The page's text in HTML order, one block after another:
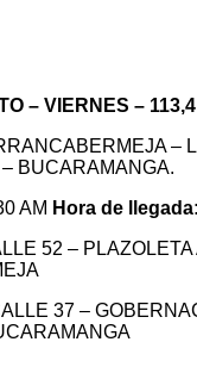
– VIERNES –
–
BUCARAMANGA.
AM Hora de llegada:
52 –
37 –